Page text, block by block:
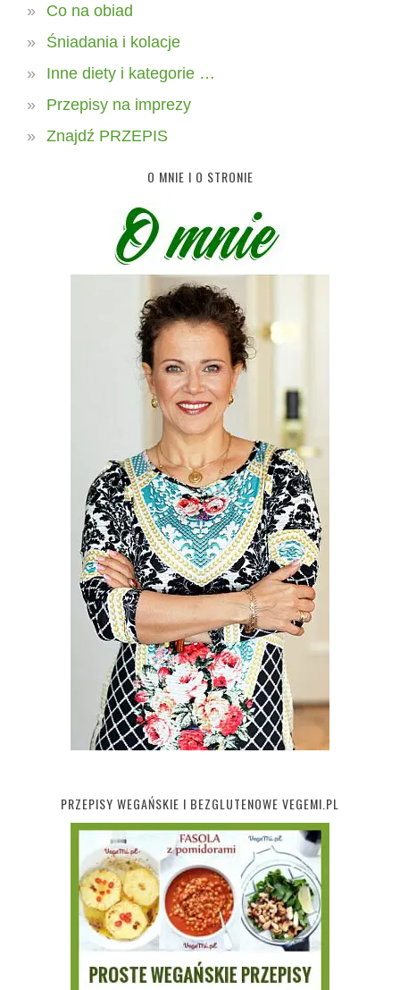
Co na obiad
Śniadania i kolacje
Inne diety i kategorie …
Przepisy na imprezy
Znajdź PRZEPIS
O MNIE I O STRONIE
PRZEPISY WEGAŃSKIE I BEZGLUTENOWE VEGEMI.PL